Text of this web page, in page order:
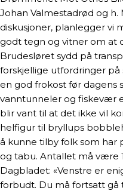
Johan Valmestadrød og
diskusjoner, planlegger vi
godt tegn og vitner om at
Brudesløret sydd på
forskjellige utfordringer på
en god frokost før dagens
vanntunneler og fiskevær
blir vant til at det ikke vil
helfigur til bryllups
å kunne tilby folk som har
og tabu. Antallet må være
Dagbladet: «Venstre er
forbudt. Du må fortsatt gå